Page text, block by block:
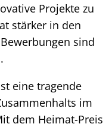
Projekte zu
stärker in den
sind
eine tragende
im
dem Heimat-Preis